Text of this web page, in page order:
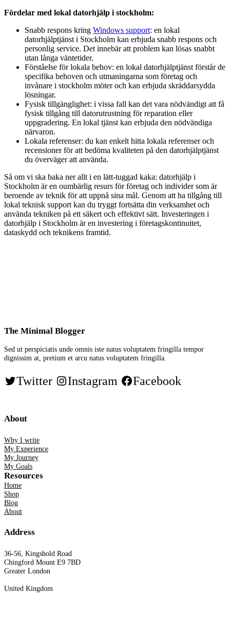
Fördelar med lokal datorhjälp i stockholm:
Snabb respons kring Windows support: en lokal
datorhjälptjänst i Stockholm kan erbjuda snabb respons och
personlig service. Det innebär att problem kan lösas snabbt
utan långa väntetider.
Förståelse för lokala behov: en lokal datorhjälptjänst förstår de
specifika behoven och utmaningarna som företag och
invånare i stockholm möter och kan erbjuda skräddarsydda
lösningar.
Fysisk tillgänglighet: i vissa fall kan det vara nödvändigt att få
fysisk tillgång till datorutrustning för reparation eller
uppgradering. En lokal tjänst kan erbjuda den nödvändiga
närvaron.
Lokala referenser: du kan enkelt hitta lokala referenser och
recensioner för att bedöma kvaliteten på den datorhjälptjänst
du överväger att använda.
Så om vi ska baka ner allt i en lätt-tuggad kaka: datorhjälp i
Stockholm är en oumbärlig resurs för företag och individer som är
beroende av teknik för att uppnå sina mål. Genom att ha tillgång till
lokal teknisk support kan du tryggt fortsätta din verksamhet och
använda tekniken på ett säkert och effektivt sätt. Investeringen i
datorhjälp i Stockholm är en investering i företagskontinuitet,
dataskydd och teknikens framtid.
The Minimal Blogger
Sed ut perspiciatis unde omnis iste natus voluptatem fringilla tempor
dignissim at, pretium et arcu natus voluptatem fringilla.
Twitter Instagram Facebook
About
Why I write
My Experience
My Journey
My Goals
Resources
Home
Shop
Blog
About
Address
36-56, Kingshold Road
Chingford Mount E9 7BD
Greater London
United Kingdom